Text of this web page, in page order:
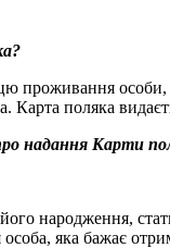
проживання
Карта поляка
надання Карти
народження,
яка бажає